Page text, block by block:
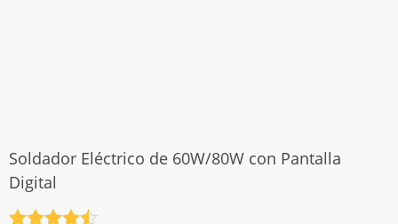
Soldador Eléctrico de 60W/80W con Pantalla
Digital